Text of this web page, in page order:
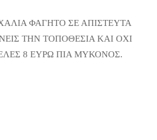
ΦΑΓΗΤΟ ΣΕ ΑΠΙΣΤΕΥΤΑ
ΤΗΝ ΤΟΠΟΘΕΣΙΑ ΚΑΙ ΟΧΙ
8 ΕΥΡΩ ΠΙΑ ΜΥΚΟΝΟΣ.